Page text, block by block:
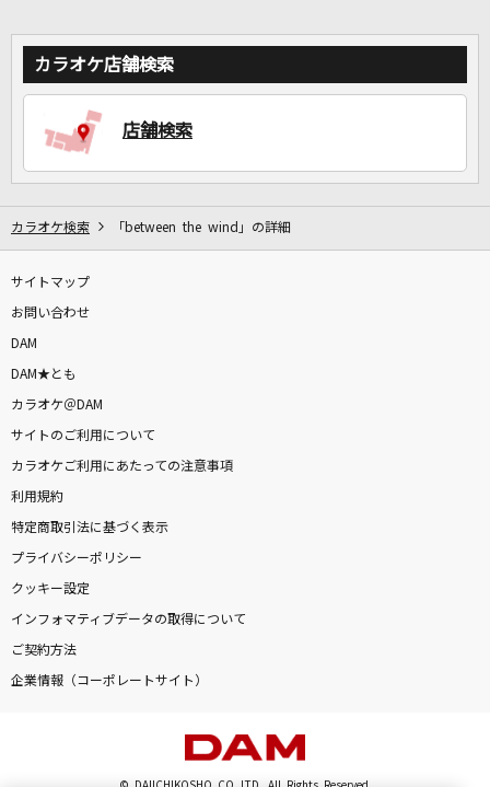
家族や友達と一緒に！練習にも！
カラオケ店舗検索
店舗検索
カラオケ検索 「between the wind」の詳細
サイトマップ
お問い合わせ
DAM
DAM★とも
カラオケ＠DAM
サイトのご利用について
カラオケご利用にあたっての注意事項
利用規約
特定商取引法に基づく表示
プライバシーポリシー
クッキー設定
インフォマティブデータの取得について
ご契約方法
企業情報（コーポレートサイト）
© DAIICHIKOSHO CO.,LTD. All Rights Reserved.